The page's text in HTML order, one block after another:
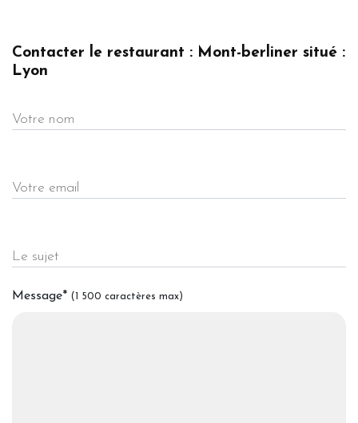
Contacter le restaurant : Mont-berliner situé :
Lyon
Votre nom
Votre email
Le sujet
Message* (1 500 caractères max)